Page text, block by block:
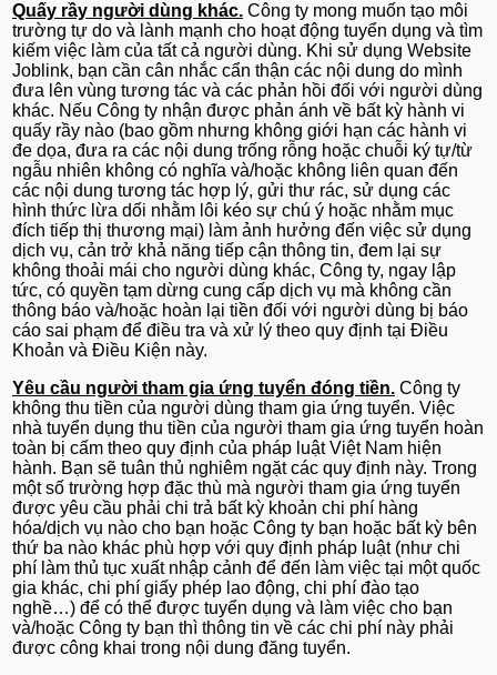
Quấy rầy người dùng khác. Công ty mong muốn tạo môi
trường tự do và lành mạnh cho hoạt động tuyển dụng và tìm
kiếm việc làm của tất cả người dùng. Khi sử dụng Website
Joblink, bạn cần cân nhắc cẩn thận các nội dung do mình
đưa lên vùng tương tác và các phản hồi đối với người dùng
khác. Nếu Công ty nhận được phản ánh về bất kỳ hành vi
quấy rầy nào (bao gồm nhưng không giới hạn các hành vi
đe dọa, đưa ra các nội dung trống rỗng hoặc chuỗi ký tự/từ
ngẫu nhiên không có nghĩa và/hoặc không liên quan đến
các nội dung tương tác hợp lý, gửi thư rác, sử dụng các
hình thức lừa dối nhằm lôi kéo sự chú ý hoặc nhằm mục
đích tiếp thị thương mại) làm ảnh hưởng đến việc sử dụng
dịch vụ, cản trở khả năng tiếp cận thông tin, đem lại sự
không thoải mái cho người dùng khác, Công ty, ngay lập
tức, có quyền tạm dừng cung cấp dịch vụ mà không cần
thông báo và/hoặc hoàn lại tiền đối với người dùng bị báo
cáo sai phạm để điều tra và xử lý theo quy định tại Điều
Khoản và Điều Kiện này.
Yêu cầu người tham gia ứng tuyển đóng tiền. Công ty
không thu tiền của người dùng tham gia ứng tuyển. Việc
nhà tuyển dụng thu tiền của người tham gia ứng tuyển hoàn
toàn bị cấm theo quy định của pháp luật Việt Nam hiện
hành. Bạn sẽ tuân thủ nghiêm ngặt các quy định này. Trong
một số trường hợp đặc thù mà người tham gia ứng tuyển
được yêu cầu phải chi trả bất kỳ khoản chi phí hàng
hóa/dịch vụ nào cho bạn hoặc Công ty bạn hoặc bất kỳ bên
thứ ba nào khác phù hợp với quy định pháp luật (như chi
phí làm thủ tục xuất nhập cảnh để đến làm việc tại một quốc
gia khác, chi phí giấy phép lao động, chi phí đào tạo
nghề…) để có thể được tuyển dụng và làm việc cho bạn
và/hoặc Công ty bạn thì thông tin về các chi phí này phải
được công khai trong nội dung đăng tuyển.